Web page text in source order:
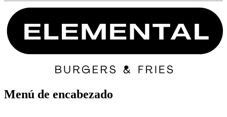
Menú de encabezado